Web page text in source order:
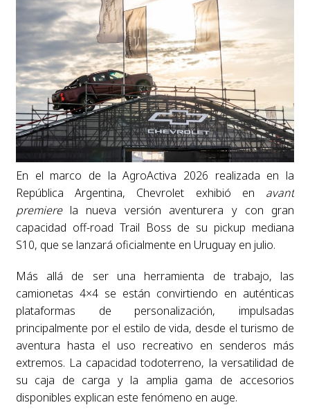
En el marco de la AgroActiva 2026 realizada en la
República Argentina, Chevrolet exhibió en avant
premierela nueva versión aventurera y con gran
capacidad off-road Trail Boss de su pickup mediana
S10, que se lanzará oficialmente en Uruguay en julio.
Más allá de ser una herramienta de trabajo, las
camionetas 4×4 se están convirtiendo en auténticas
plataformas de personalización, impulsadas
principalmente por el estilo de vida, desde el turismo de
aventura hasta el uso recreativo en senderos más
extremos. La capacidad todoterreno, la versatilidad de
su caja de carga y la amplia gama de accesorios
disponibles explican este fenómeno en auge.